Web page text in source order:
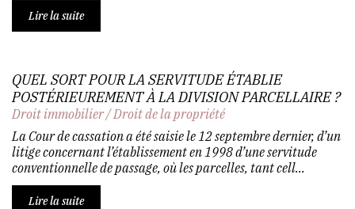
Lire la suite
QUEL SORT POUR LA SERVITUDE ÉTABLIE
POSTÉRIEUREMENT À LA DIVISION PARCELLAIRE ?
Droit immobilier/Droit de la propriété
La Cour de cassation a été saisie le 12 septembre dernier, d’un
litige concernant l’établissement en 1998 d’une servitude
conventionnelle de passage, où les parcelles, tant cell...
Lire la suite